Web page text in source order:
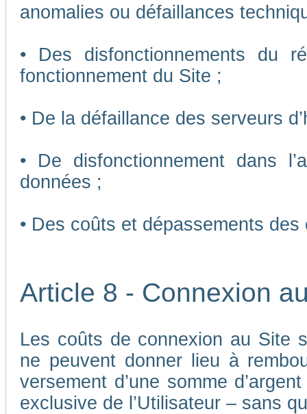
anomalies ou défaillances
• Des disfonctionnements du
fonctionnement du Site ;
• De la défaillance des serveurs
• De disfonctionnement dans
données ;
• Des coûts et dépassements
Article 8 - Connexion
Les coûts de connexion au Site
ne peuvent donner lieu à
versement d’une somme
exclusive de l’Utilisateur – sans